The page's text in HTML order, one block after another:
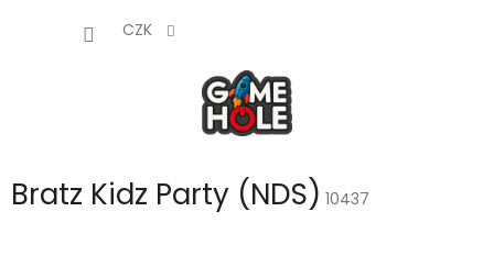
CZK
Bratz Kidz Party (NDS) 10437